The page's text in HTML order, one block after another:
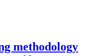
methodology